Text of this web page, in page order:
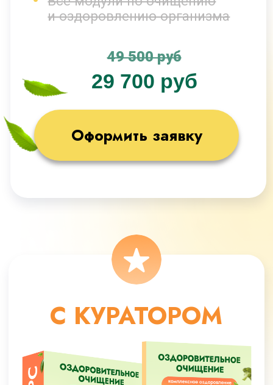
МАКСИМАЛЬНЫЙ
34 700 руб
(антицеллюлит, мозг)
Поддерживающие занятия
Доступ к МАСТЕР-ГРУППЕ
на протяжении 5 месяцев
Все модули по очищению
и оздоровлению организма
Оформить заявку